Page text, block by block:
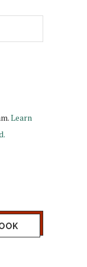
Learn